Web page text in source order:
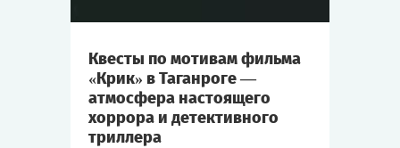
Квесты по мотивам фильма
«Крик» в Таганроге —
атмосфера настоящего
хоррора и детективного
триллера